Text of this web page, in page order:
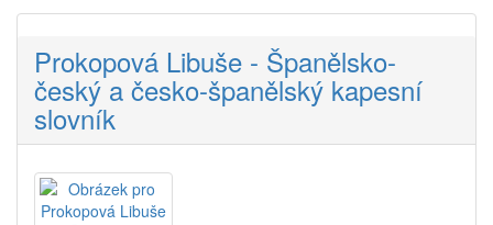
Prokopová Libuše - Španělsko-
český a česko-španělský kapesní
slovník